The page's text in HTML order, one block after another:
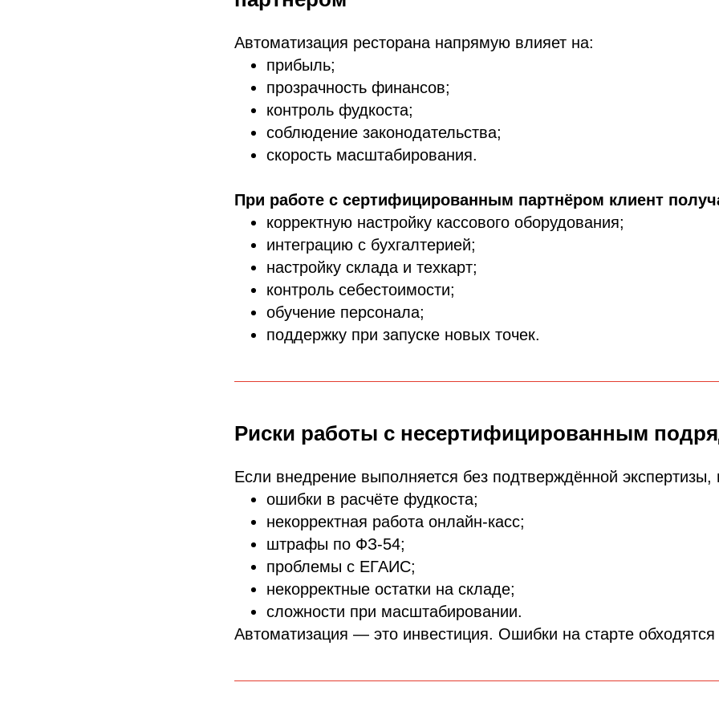
Автоматизация ресторана напрямую влияет на:
прибыль;
прозрачность финансов;
контроль фудкоста;
соблюдение законодательства;
скорость масштабирования.
При работе с сертифицированным партнёром клиент
корректную настройку кассового оборудования;
интеграцию с бухгалтерией;
настройку склада и техкарт;
контроль себестоимости;
обучение персонала;
поддержку при запуске новых точек.
Риски работы с несертифицированным
Если внедрение выполняется без подтверждённой
ошибки в расчёте фудкоста;
некорректная работа онлайн-касс;
штрафы по ФЗ-54;
проблемы с ЕГАИС;
некорректные остатки на складе;
сложности при масштабировании.
Автоматизация — это инвестиция. Ошибки на старте обходятся